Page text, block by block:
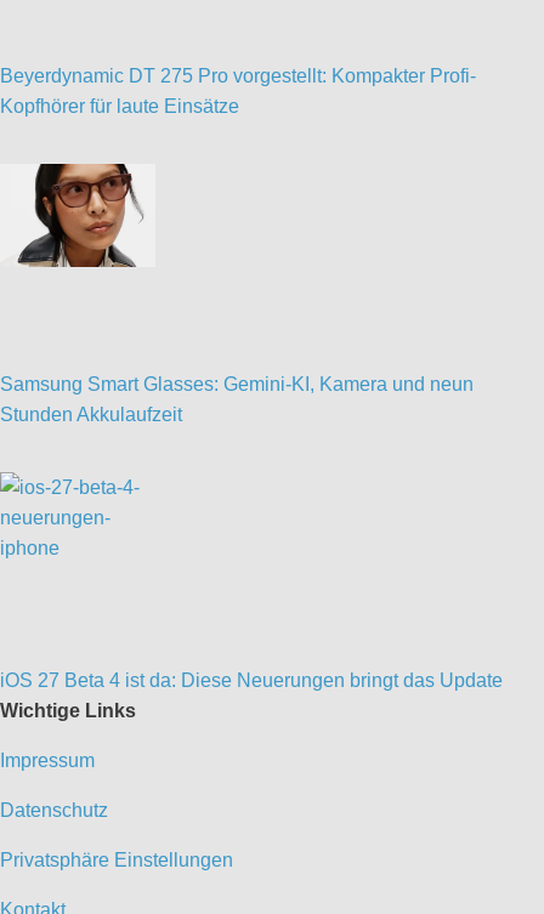
Beyerdynamic DT 275 Pro vorgestellt: Kompakter Profi-
Kopfhörer für laute Einsätze
Samsung Smart Glasses: Gemini-KI, Kamera und neun
Stunden Akkulaufzeit
iOS 27 Beta 4 ist da: Diese Neuerungen bringt das Update
Wichtige Links
Impressum
Datenschutz
Privatsphäre Einstellungen